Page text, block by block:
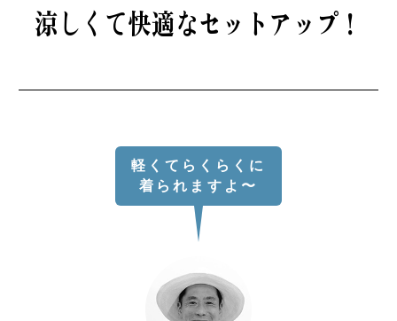
涼しくて快適なセットアップ！
軽くてらくらくに
着られますよ〜
モノの本質が分かる、出合いのるつぼ
PICK UP